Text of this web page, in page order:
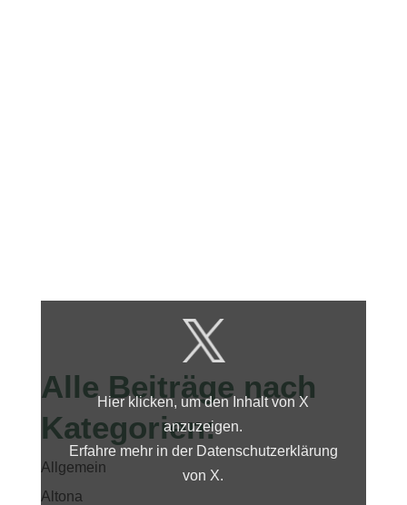
Hier klicken, um den Inhalt von X
anzuzeigen.
Erfahre mehr in der Datenschutzerklärung
von X.
Alle Beiträge nach
Kategorien:
Allgemein
Altona